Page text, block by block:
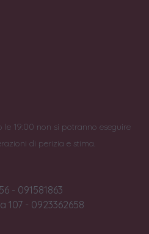
le 19:00 non si potranno eseguire
di perizia e stima.
- 091581863
107 - 0923362658